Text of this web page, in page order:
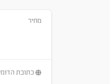
מחיר
כתובת